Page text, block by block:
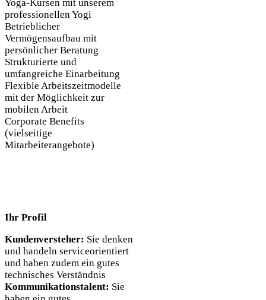
Yoga-Kursen mit unserem
professionellen Yogi
Betrieblicher
Vermögensaufbau mit
persönlicher Beratung
Strukturierte und
umfangreiche Einarbeitung
Flexible Arbeitszeitmodelle
mit der Möglichkeit zur
mobilen Arbeit
Corporate Benefits
(vielseitige
Mitarbeiterangebote)
Ihr Profil
Kundenversteher: Sie denken
und handeln serviceorientiert
und haben zudem ein gutes
technisches Verständnis
Kommunikationstalent: Sie